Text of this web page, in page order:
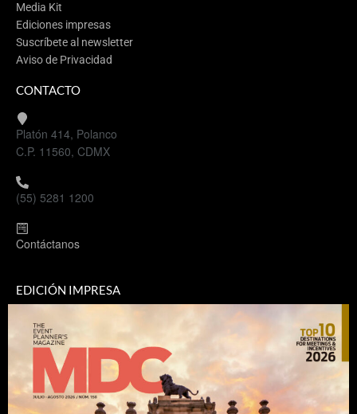
Media Kit
Ediciones impresas
Suscríbete al newsletter
Aviso de Privacidad
CONTACTO
Platón 414, Polanco
C.P. 11560, CDMX
(55) 5281 1200
Contáctanos
EDICIÓN IMPRESA